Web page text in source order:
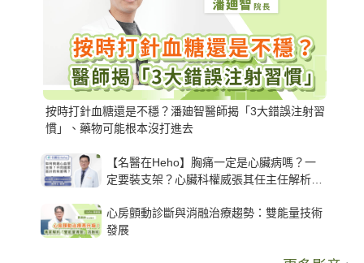
按時打針血糖還是不穩？潘廸智醫師揭「3大錯誤注射習
慣」、藥物可能根本沒打進去
【名醫在Heho】胸痛一定是心臟病嗎？一
定要裝支架？心臟科權威張其任主任解析支
心房顫動診斷與消融治療趨勢：雙能量技術
發展